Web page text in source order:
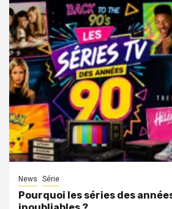
News Série
Pourquoi les séries des